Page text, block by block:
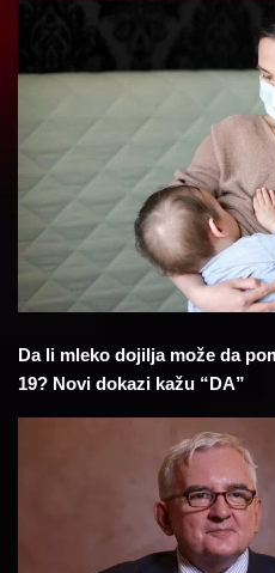
Da li mleko dojilja može da
19? Novi dokazi kažu “DA”